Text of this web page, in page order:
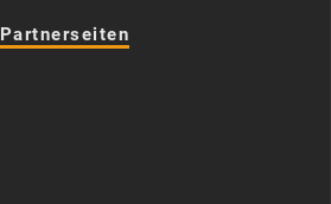
Partnerseiten